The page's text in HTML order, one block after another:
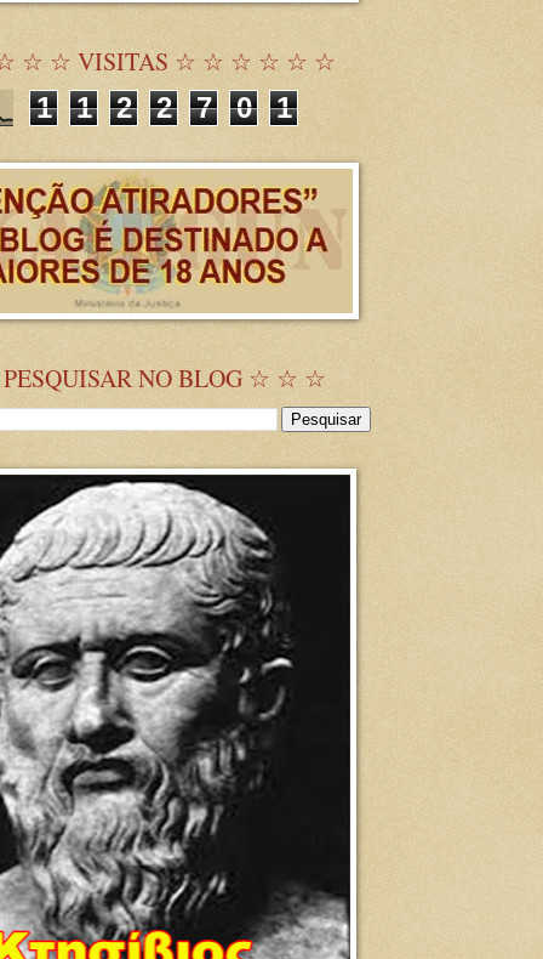
☆ ☆ VISITAS ☆ ☆ ☆ ☆ ☆ ☆
1
1 2 2 7 0 1
NO BLOG ☆ ☆ ☆